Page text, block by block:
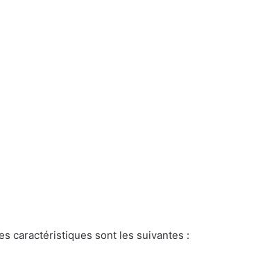
caractéristiques sont les suivantes :